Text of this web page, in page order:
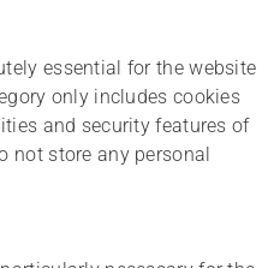
essential for the website
only includes cookies
and security features of
not store any personal